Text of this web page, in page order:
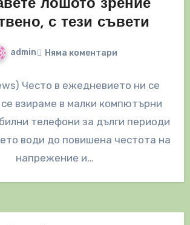
лошото зрение
с тези съвети
admin Няма коментари
Често в ежедневието ни се
се взираме в малки компютърни
телефони за дълги периоди
води до повишена честота на
напрежение и…